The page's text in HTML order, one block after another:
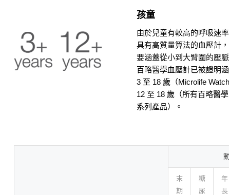
孩童
由於兒童有較高的呼吸速
具有高質量算法的血壓計
要涵蓋從小到大臂圍的壓脈
百略醫學血壓計已被證明
3 至 18 歲（Microlife
12 至 18 歲（所有百略醫
系列產品）。
末
期
糖
尿
年
長